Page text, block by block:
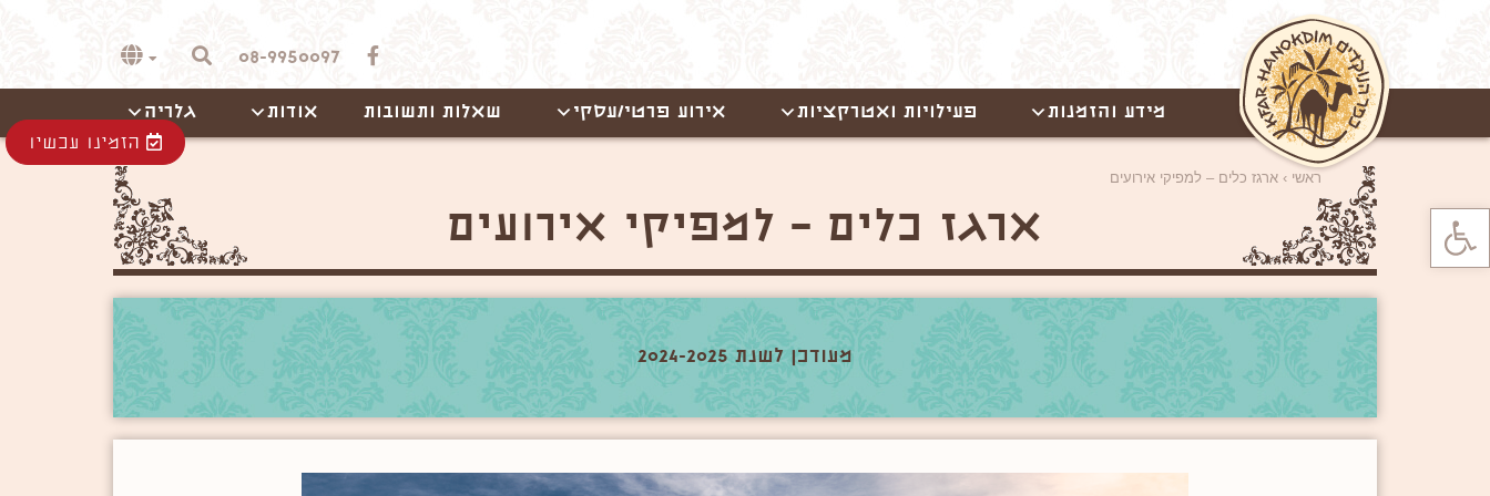
פתח סרגל נגישות
08-9950097
מידע והזמנות פעילויות ואטרקציות אירוע פרטי/עסקי שאלות ותשובות אודות גלריה
ראשי › ארגז כלים – למפיקי אירועים
ארגז כלים – למפיקי אירועים
מעודכן לשנת 2024-2025
הזמינו עכשיו